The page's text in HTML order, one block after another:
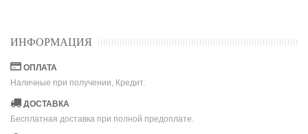
ИНФОРМАЦИЯ
ОПЛАТА
Наличные при получении, Кредит.
ДОСТАВКА
Бесплатная доставка при полной предоплате.